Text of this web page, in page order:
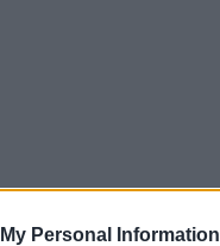
Personal Information